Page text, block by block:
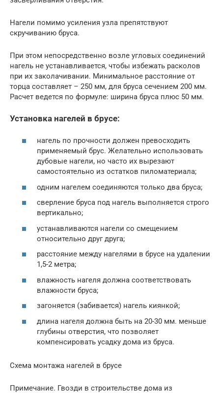
Нагели помимо усиления узла препятствуют
скручиванию бруса.
При этом непосредственно возле угловых соединений
нагель не устанавливается, чтобы избежать расколов
при их заколачивании. Минимальное расстояние от
торца составляет – 250 мм, для бруса сечением 200 мм.
Расчет ведется по формуле: ширина бруса плюс 50 мм.
Установка нагелей в брусе:
нагель по прочности должен превосходить
применяемый брус. Желательно использовать
дубовые нагели, но часто их вырезают
самостоятельно из остатков пиломатериала;
одним нагелем соединяются только два бруса;
сверление бруса под нагель выполняется строго
вертикально;
устанавливаются нагели со смещением
относительно друг друга;
расстояние между нагелями в брусе на удалении
1,5-2 метра;
влажность нагеля должна соответствовать
влажности бруса;
загоняется (забивается) нагель киянкой;
длина нагеля должна быть на 20-30 мм. меньше
глубины отверстия, что позволяет
компенсировать усадку дома из бруса.
Схема монтажа нагелей в брусе
Примечание. Гвозди в строительстве дома из